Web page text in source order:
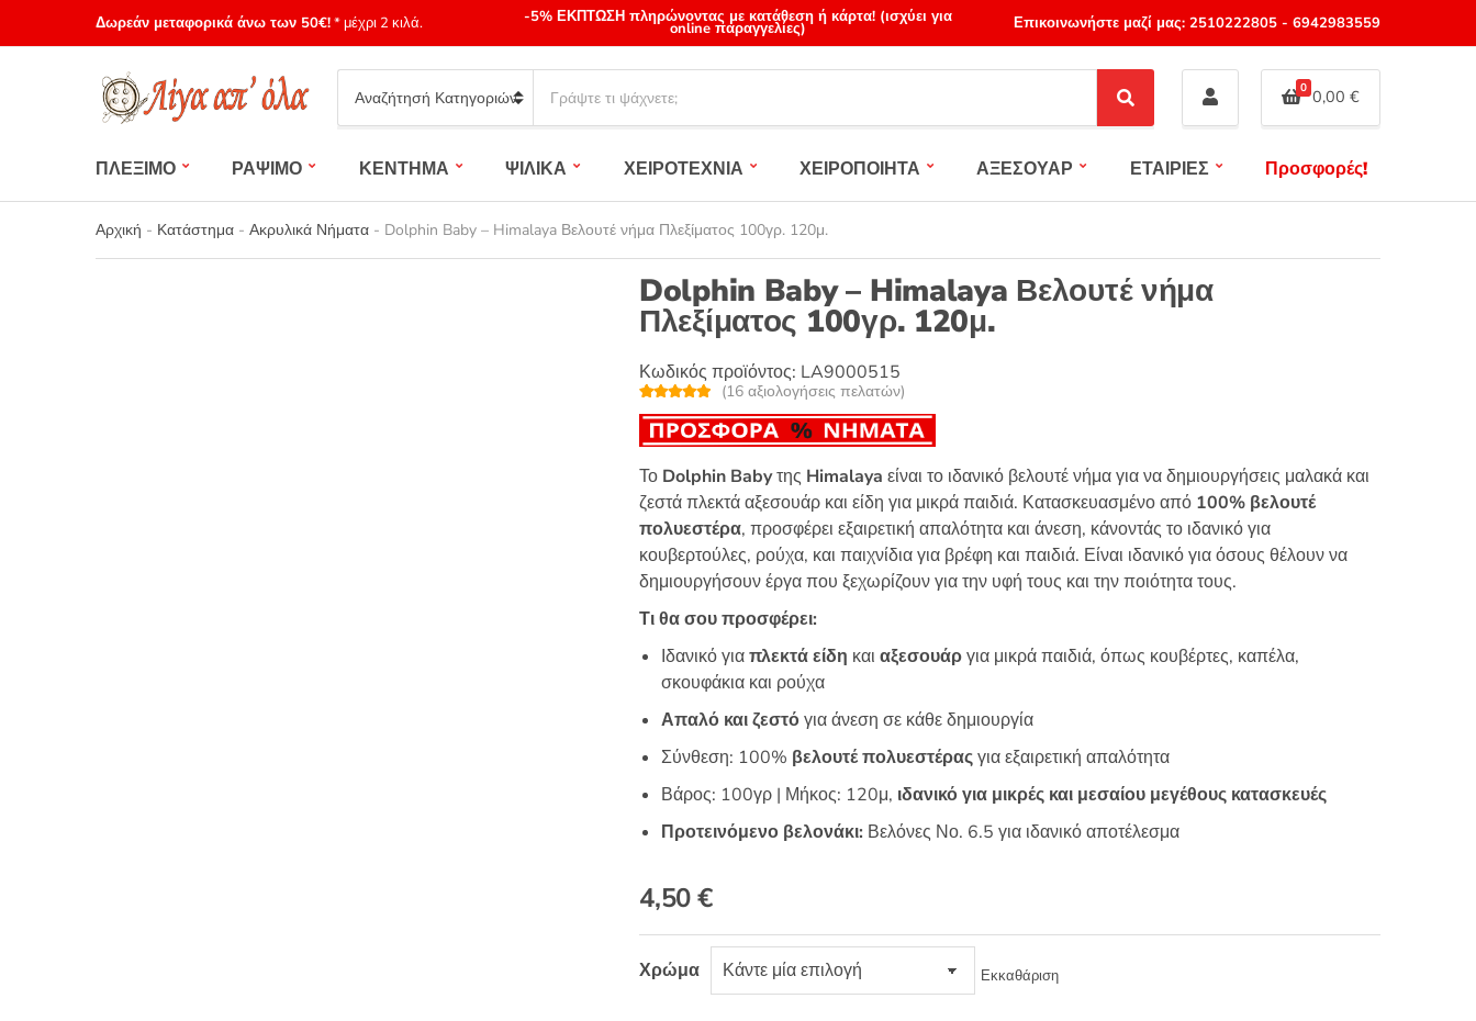
Δωρεάν μεταφορικά άνω των 50€!* μέχρι 2 κιλά. -5% ΕΚΠΤΩΣΗ πληρώνοντας με κατάθεση ή κάρτα! (ισχύει για
online παραγγελίες) Επικοινωνήστε μαζί μας: 2510222805- 6942983559
Category
name
a
c
h
p
S
e
c
0 0,00 €
ΠΛΕΞΙΜΟ ΡΑΨΙΜΟ ΚΕΝΤΗΜΑ ΨΙΛΙΚΑ ΧΕΙΡΟΤΕΧΝΙΑ ΧΕΙΡΟΠΟΙΗΤΑ ΑΞΕΣΟΥΑΡ ΕΤΑΙΡΙΕΣ Προσφορές!
Αρχική - Κατάστημα - Ακρυλικά Νήματα - Dolphin Baby – Himalaya Βελουτέ νήμα Πλεξίματος 100γρ. 120μ.
Dolphin Baby – Himalaya Βελουτέ νήμα
Πλεξίματος 100γρ. 120μ.
Κωδικός προϊόντος: LA9000515
Βαθμολογή
θηκε με4.94
από 5 με
βάση
16
ς πελάτη
(16 αξιολογήσεις πελατών)
Το Dolphin Babyτης Himalaya είναι το ιδανικό βελουτέ νήμα για να δημιουργήσεις μαλακά και
ζεστά πλεκτά αξεσουάρ και είδη για μικρά παιδιά. Κατασκευασμένο από 100% βελουτέ
πολυεστέρα, προσφέρει εξαιρετική απαλότητα και άνεση, κάνοντάς το ιδανικό για
κουβερτούλες, ρούχα, και παιχνίδια για βρέφη και παιδιά. Είναι ιδανικό για όσους θέλουν να
δημιουργήσουν έργα που ξεχωρίζουν για την υφή τους και την ποιότητα τους.
Τι θα σου προσφέρει:
Ιδανικό γιαπλεκτά είδη και αξεσουάργια μικρά παιδιά, όπως κουβέρτες, καπέλα,
σκουφάκια και ρούχα
Απαλό και ζεστόγια άνεση σε κάθε δημιουργία
Σύνθεση: 100% βελουτέ πολυεστέραςγια εξαιρετική απαλότητα
Βάρος: 100γρ | Μήκος: 120μ, ιδανικό για μικρές και μεσαίου μεγέθους κατασκευές
Προτεινόμενο βελονάκι: Βελόνες Νο. 6.5 για ιδανικό αποτέλεσμα
4,50€
Χρώμα Εκκαθάριση